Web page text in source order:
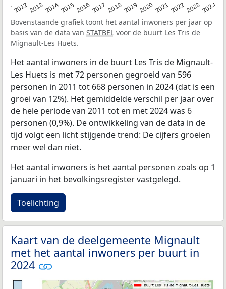
201220132014201520162017 20182019 20202021202220232024
Bovenstaande grafiek toont het aantal inwoners per jaar op
basis van de data van STATBEL voor de buurt Les Tris de
Mignault-Les Huets.
Het aantal inwoners in de buurt Les Tris de Mignault-
Les Huets is met 72 personen gegroeid van 596
personen in 2011 tot 668 personen in 2024 (dat is een
groei van 12%). Het gemiddelde verschil per jaar over
de hele periode van 2011 tot en met 2024 was 6
personen (0,9%). De ontwikkeling van de data in de
tijd volgt een licht stijgende trend: De cijfers groeien
meer wel dan niet.
Het aantal inwoners is het aantal personen zoals op 1
januari in het bevolkingsregister vastgelegd.
Toelichting
Kaart van de deelgemeente Mignault
met het aantal inwoners per buurt in
2024